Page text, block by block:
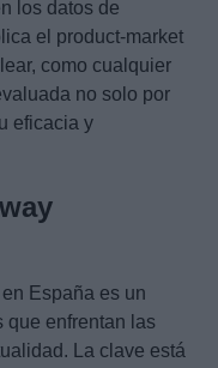
los datos de
el product-market
como cualquier
no solo por
eficacia y
España es un
que enfrentan las
La clave está